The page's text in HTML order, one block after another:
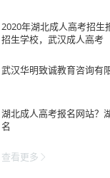
2020年湖北成人高考招生
招生学校，武汉成人高考
武汉华明致诚教育咨询有
湖北成人高考报名网站？
名
查看更多